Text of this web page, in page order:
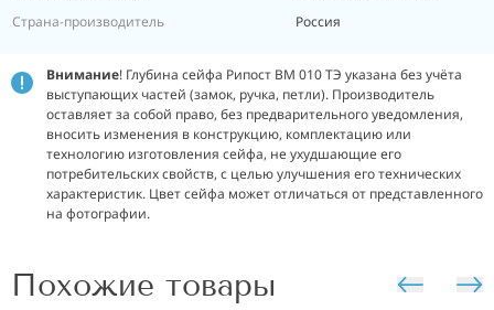
Страна-производитель
Россия
Внимание! Глубина сейфа Рипост ВМ 010 ТЭ указана без учёта
выступающих частей (замок, ручка, петли). Производитель
оставляет за собой право, без предварительного уведомления,
вносить изменения в конструкцию, комплектацию или
технологию изготовления сейфа, не ухудшающие его
потребительских свойств, с целью улучшения его технических
характеристик. Цвет сейфа может отличаться от представленного
на фотографии.
Похожие товары